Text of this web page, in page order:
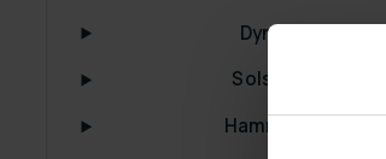
Dynboxar
Solsängar
Hammocks